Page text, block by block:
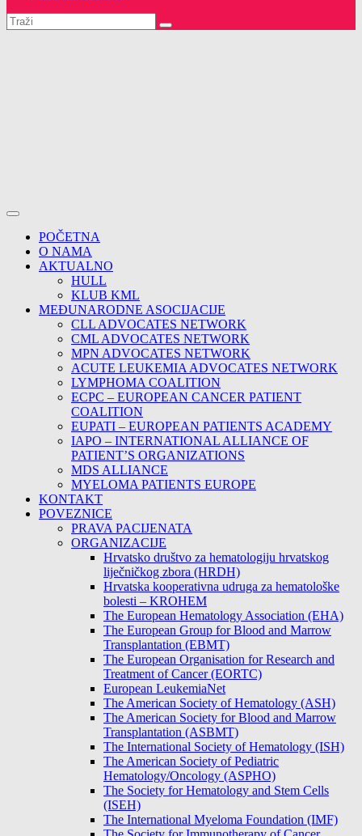
POČETNA
O NAMA
AKTUALNO
HULL
KLUB KML
MEĐUNARODNE ASOCIJACIJE
CLL ADVOCATES NETWORK
CML ADVOCATES NETWORK
MPN ADVOCATES NETWORK
ACUTE LEUKEMIA ADVOCATES NETWORK
LYMPHOMA COALITION
ECPC – EUROPEAN CANCER PATIENT
COALITION
EUPATI – EUROPEAN PATIENTS ACADEMY
IAPO – INTERNATIONAL ALLIANCE OF
PATIENT’S ORGANIZATIONS
MDS ALLIANCE
MYELOMA PATIENTS EUROPE
KONTAKT
POVEZNICE
PRAVA PACIJENATA
ORGANIZACIJE
Hrvatsko društvo za hematologiju hrvatskog
liječničkog zbora (HRDH)
Hrvatska kooperativna udruga za hematološke
bolesti – KROHEM
The European Hematology Association (EHA)
The European Group for Blood and Marrow
Transplantation (EBMT)
The European Organisation for Research and
Treatment of Cancer (EORTC)
European LeukemiaNet
The American Society of Hematology (ASH)
The American Society for Blood and Marrow
Transplantation (ASBMT)
The International Society of Hematology (ISH)
The American Society of Pediatric
Hematology/Oncology (ASPHO)
The Society for Hematology and Stem Cells
(ISEH)
The International Myeloma Foundation (IMF)